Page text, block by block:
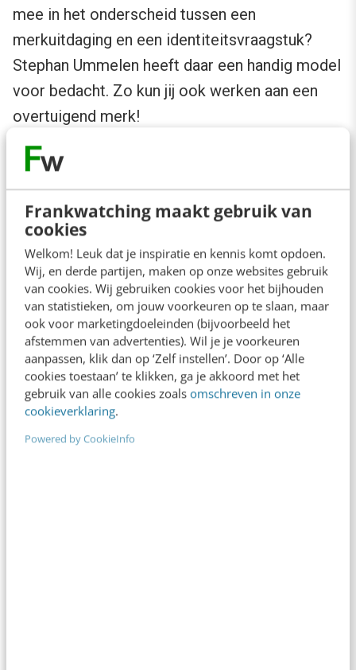
Frankwatching maakt gebruik van
cookies
Welkom! Leuk dat je inspiratie en kennis komt opdoen.
Wij, en derde partijen, maken op onze websites gebruik
van cookies. Wij gebruiken cookies voor het bijhouden
van statistieken, om jouw voorkeuren op te slaan, maar
ook voor marketingdoeleinden (bijvoorbeeld het
afstemmen van advertenties). Wil je je voorkeuren
aanpassen, klik dan op ‘Zelf instellen’. Door op ‘Alle
cookies toestaan’ te klikken, ga je akkoord met het
gebruik van alle cookies zoals omschreven in onze
cookieverklaring.
Powered by CookieInfo
mee in het onderscheid tussen een
merkuitdaging en een identiteitsvraagstuk?
Stephan Ummelen heeft daar een handig model
voor bedacht. Zo kun jij ook werken aan een
overtuigend merk!
10.Facebook: dit zijn de juiste
formaten voor al je visuals
[infographic]
Facebook heeft veel verschillende
mogelijkheden en visuele content speelt hierbij
een grote rol. Maar welke afmetingen moet je